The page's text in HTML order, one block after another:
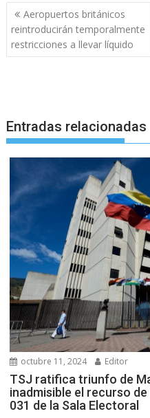
Navegación
de
entradas
Aeropuertos británicos
reintroducirán temporalmente
restricciones a llevar líquido
Entradas relacionadas
octubre 11, 2024 Editor
TSJ ratifica triunfo de
inadmisible el recurso
031 de la Sala Electoral